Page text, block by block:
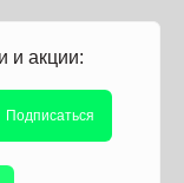
и акции:
Подписаться